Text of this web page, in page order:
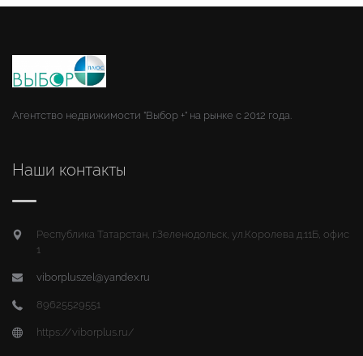
Агентство недвижимости "Выбор +" на рынке с 2012 года.
Наши контакты
Республика Татарстан, г.Зеленодольск, ул.Королева д.11Б, офис
1
viborpluszel@yandex.ru
89625529551
https://viborplus.ru/